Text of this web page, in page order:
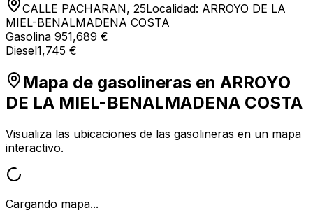
CALLE PACHARAN, 25Localidad: ARROYO DE LA
MIEL-BENALMADENA COSTA
Gasolina 951,689 €
Diesel1,745 €
Mapa de gasolineras en ARROYO
DE LA MIEL-BENALMADENA COSTA
Visualiza las ubicaciones de las gasolineras en un mapa
interactivo.
Cargando mapa...